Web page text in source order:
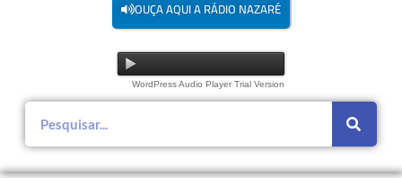
OUÇA AQUI A RÁDIO NAZARÉ
WordPress Audio Player Trial Version